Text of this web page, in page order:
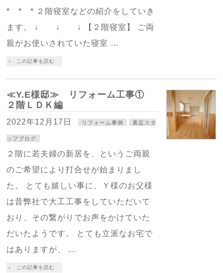
* * * ２階寝室などの紹介をしていき
ます。 ↓ ↓ ↓ 【２階寝室】 ご両
親がお使いされていた寝室 …
この記事を読む
≪Y.E様邸≫ リフォーム工事①
２階ＬＤＫ編
2022年12月17日 リフォーム事例 素足スタ
ッフブログ
２階に若夫婦の新居を、というご両親
のご希望により打合せが始まりまし
た。 とても嬉しい事に、Ｙ様のお父様
は昔弊社で大工工事をしていただいて
おり、その繋がりでお声をかけていた
だいたようです。 とても立派なお宅で
はありますが、 …
この記事を読む